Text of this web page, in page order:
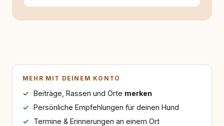
MEHR MIT DEINEM KONTO
Beiträge, Rassen und Orte merken
Persönliche Empfehlungen für deinen Hund
Termine & Erinnerungen an einem Ort